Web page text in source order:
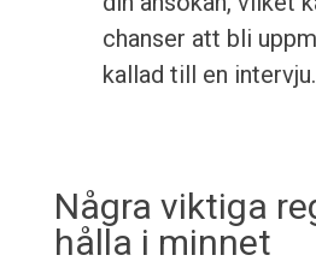
chanser att bli
kallad till en intervju.
Några viktiga
hålla i minnet